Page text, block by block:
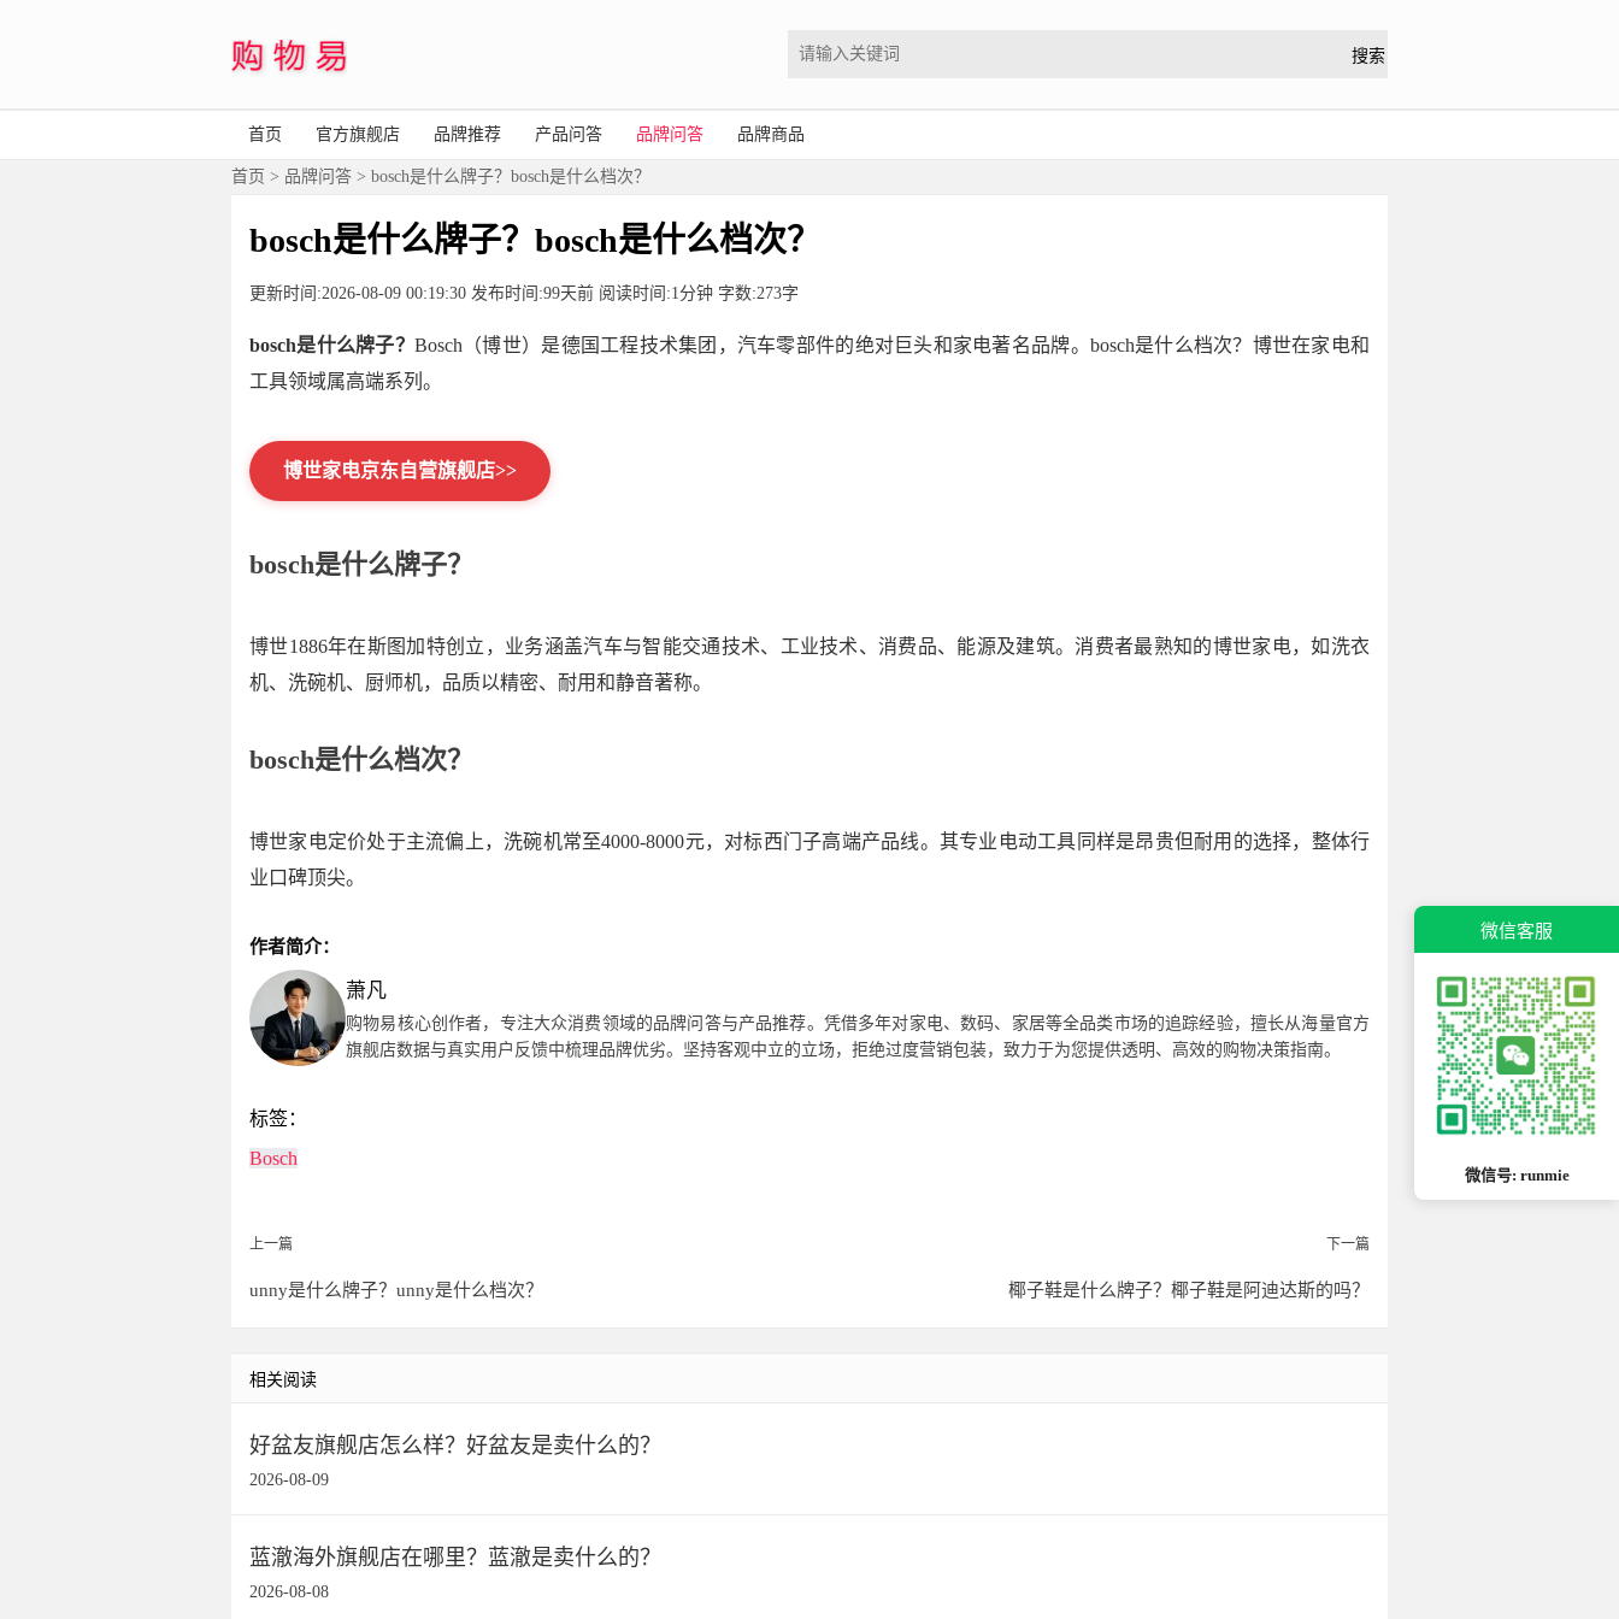
首页 官方旗舰店 品牌推荐 产品问答 品牌问答 品牌商品
首页 > 品牌问答 > bosch是什么牌子？bosch是什么档次？
bosch是什么牌子？bosch是什么档次？
更新时间:2026-08-09 00:19:30 发布时间:99天前 阅读时间:1分钟 字数:273字
bosch是什么牌子？ Bosch（博世）是德国工程技术集团，汽车零部件的绝对巨头和家电著名品牌。bosch是什么档次？博世在家电和
工具领域属高端系列。
博世家电京东自营旗舰店>>
bosch是什么牌子？
博世1886年在斯图加特创立，业务涵盖汽车与智能交通技术、工业技术、消费品、能源及建筑。消费者最熟知的博世家电，如洗衣
机、洗碗机、厨师机，品质以精密、耐用和静音著称。
bosch是什么档次？
博世家电定价处于主流偏上，洗碗机常至4000-8000元，对标西门子高端产品线。其专业电动工具同样是昂贵但耐用的选择，整体行
业口碑顶尖。
作者简介：
萧凡
购物易核心创作者，专注大众消费领域的品牌问答与产品推荐。凭借多年对家电、数码、家居等全品类市场的追踪经验，擅长从海量官方
旗舰店数据与真实用户反馈中梳理品牌优劣。坚持客观中立的立场，拒绝过度营销包装，致力于为您提供透明、高效的购物决策指南。
标签：
Bosch
上一篇
unny是什么牌子？unny是什么档次？
下一篇
椰子鞋是什么牌子？椰子鞋是阿迪达斯的吗？
相关阅读
好盆友旗舰店怎么样？好盆友是卖什么的？
2026-08-09
蓝澈海外旗舰店在哪里？蓝澈是卖什么的？
2026-08-08
微信客服
微信号: runmie